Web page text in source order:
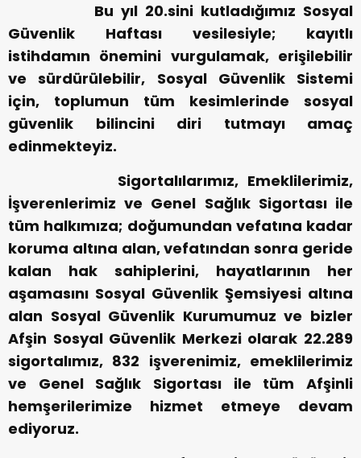
Bu yıl 20.sini kutladığımız Sosyal
Güvenlik Haftası vesilesiyle; kayıtlı
istihdamın önemini vurgulamak, erişilebilir
ve sürdürülebilir, Sosyal Güvenlik Sistemi
için, toplumun tüm kesimlerinde sosyal
güvenlik bilincini diri tutmayı amaç
edinmekteyiz.
Sigortalılarımız, Emeklilerimiz,
İşverenlerimiz ve Genel Sağlık Sigortası ile
tüm halkımıza; doğumundan vefatına kadar
koruma altına alan, vefatından sonra geride
kalan hak sahiplerini, hayatlarının her
aşamasını Sosyal Güvenlik Şemsiyesi altına
alan Sosyal Güvenlik Kurumumuz ve bizler
Afşin Sosyal Güvenlik Merkezi olarak 22.289
sigortalımız, 832 işverenimiz, emeklilerimiz
ve Genel Sağlık Sigortası ile tüm Afşinli
hemşerilerimize hizmet etmeye devam
ediyoruz.